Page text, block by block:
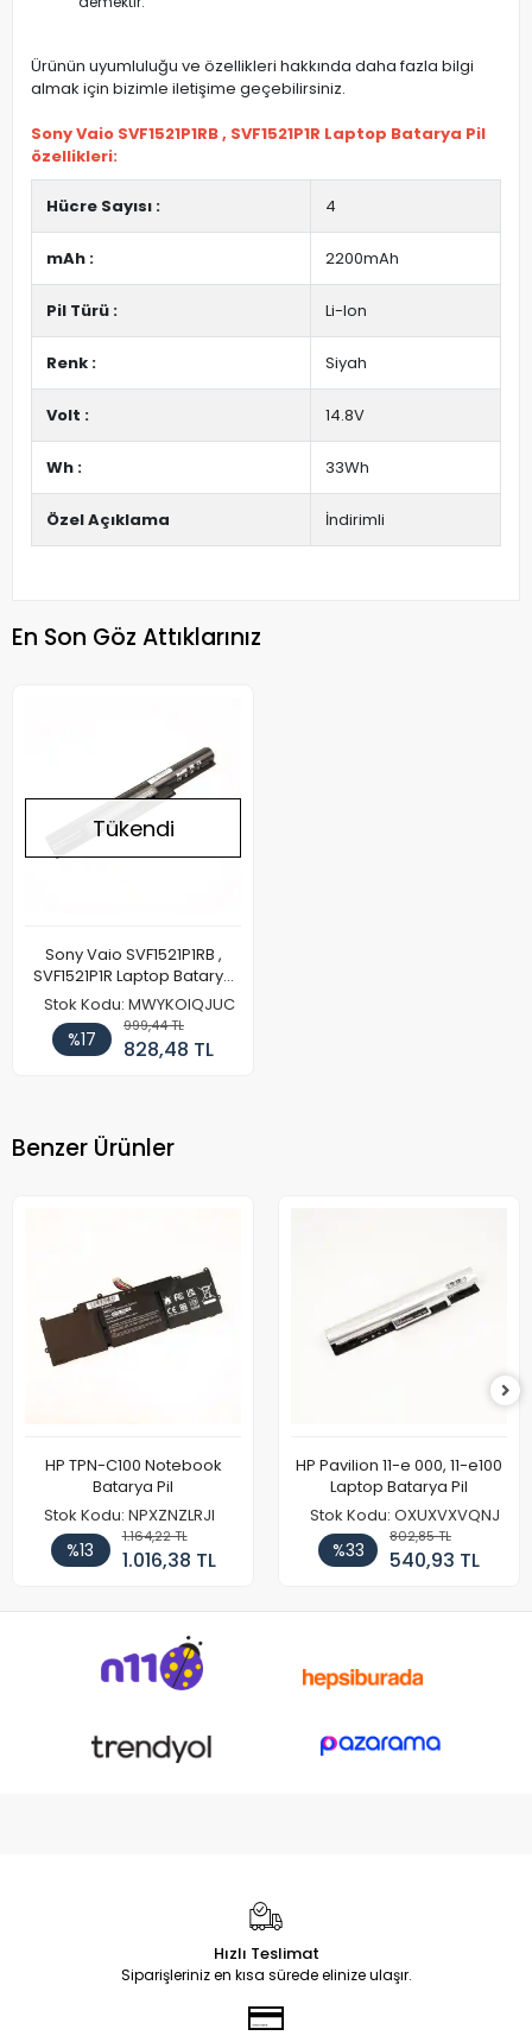
Ürünün uyumluluğu ve özellikleri hakkında daha fazla bilgi
almak için bizimle iletişime geçebilirsiniz.
Sony Vaio SVF1521P1RB , SVF1521P1R Laptop Batarya Pil
özellikleri:
Hücre Sayısı : 4
mAh : 2200mAh
Pil Türü : Li-Ion
Renk : Siyah
Volt : 14.8V
Wh : 33Wh
Özel Açıklama İndirimli
En Son Göz Attıklarınız
Tükendi
Sony Vaio SVF1521P1RB ,
SVF1521P1R Laptop Batarya
Pil
Stok Kodu: MWYKOIQJUC
%17
999,44 TL
828,48 TL
Benzer Ürünler
HP TPN-C100 Notebook
Batarya Pil
Stok Kodu: NPXZNZLRJI
%13
1.164,22 TL
1.016,38 TL
HP Pavilion 11-e 000, 11-e100
Laptop Batarya Pil
Stok Kodu: OXUXVXVQNJ
%33
802,85 TL
540,93 TL
Hızlı Teslimat
Siparişleriniz en kısa sürede elinize ulaşır.